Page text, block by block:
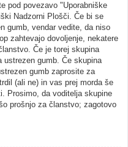
pod povezavo "Uporabniške
Nadzorni Plošči. Če bi se
gumb, vendar vedite, da niso
zahtevajo dovoljenje, nekatere
Če je torej skupina
gumb. Če skupina
gumb zaprosite za
(ali ne) in vas prej morda še
Prosimo, da voditelja skupine
prošnjo za članstvo; zagotovo